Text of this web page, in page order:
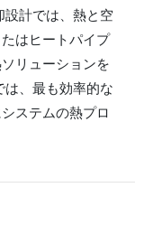
設計では、熱と空
はヒートパイプ
リューションを
、最も効率的な
ステムの熱プロ